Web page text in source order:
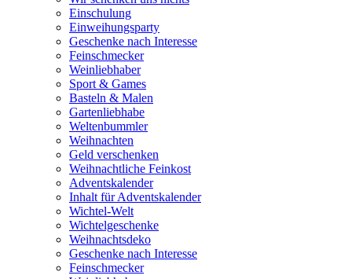
Einschulung
Einweihungsparty
Geschenke nach Interesse
Feinschmecker
Weinliebhaber
Sport & Games
Basteln & Malen
Gartenliebhabe
Weltenbummler
Weihnachten
Geld verschenken
Weihnachtliche Feinkost
Adventskalender
Inhalt für Adventskalender
Wichtel-Welt
Wichtelgeschenke
Weihnachtsdeko
Geschenke nach Interesse
Feinschmecker